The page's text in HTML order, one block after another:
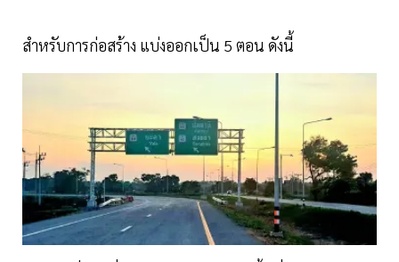
สำหรับการก่อสร้าง แบ่งออกเป็น 5 ตอน ดังนี้